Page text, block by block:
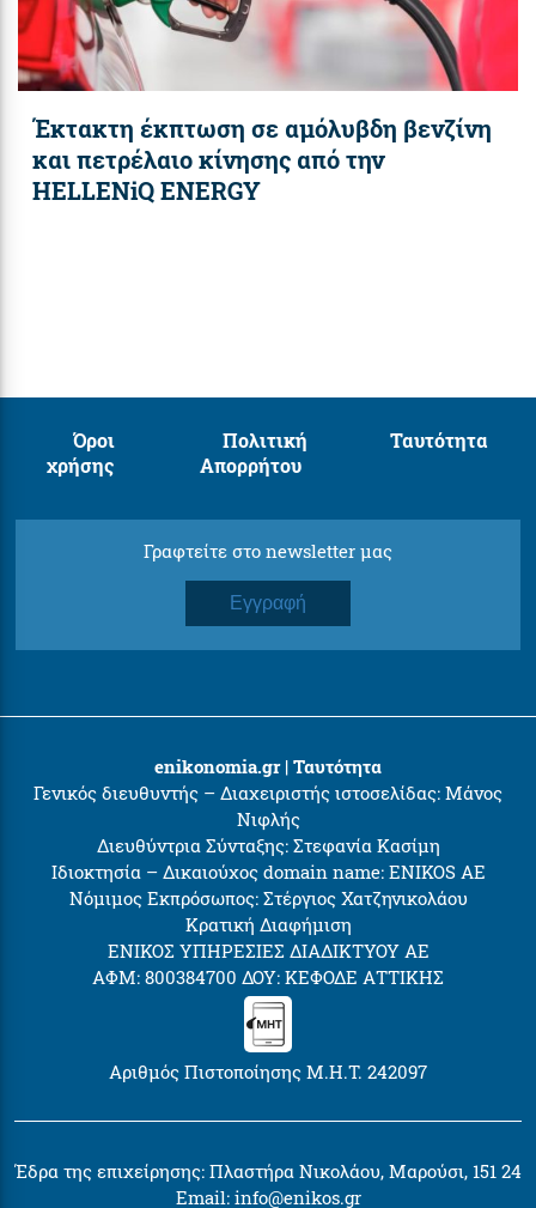
Έκτακτη έκπτωση σε αμόλυβδη βενζίνη
και πετρέλαιο κίνησης από την
HELLENiQ ENERGY
Όροι
χρήσης
Πολιτική
Απορρήτου
Ταυτότητα
Γραφτείτε στο newsletter μας
Εγγραφή
enikonomia.gr | Ταυτότητα
Γενικός διευθυντής – Διαχειριστής ιστοσελίδας: Μάνος
Νιφλής
Διευθύντρια Σύνταξης: Στεφανία Κασίμη
Ιδιοκτησία – Δικαιούχος domain name: ENIKOS AE
Νόμιμος Εκπρόσωπος: Στέργιος Χατζηνικολάου
Κρατική Διαφήμιση
ΕΝΙΚΟΣ ΥΠΗΡΕΣΙΕΣ ΔΙΑΔΙΚΤΥΟΥ ΑΕ
ΑΦΜ: 800384700 ΔΟΥ: ΚΕΦΟΔΕ ΑΤΤΙΚΗΣ
Αριθμός Πιστοποίησης Μ.Η.Τ. 242097
Έδρα της επιχείρησης: Πλαστήρα Νικολάου, Μαρούσι, 151 24
Email: info@enikos.gr